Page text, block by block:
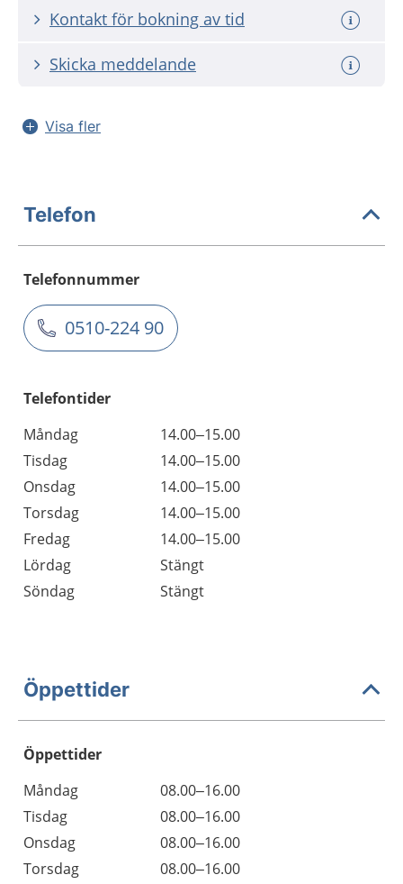
Kontakt för bokning av tid
Skicka meddelande
Visa fler
Telefon
Telefonnummer
0510-224 90
Telefontider
Måndag
14.00–15.00
Tisdag
14.00–15.00
Onsdag
14.00–15.00
Torsdag
14.00–15.00
Fredag
14.00–15.00
Lördag
Stängt
Söndag
Stängt
Öppettider
Öppettider
Dag
Öppettider
Kommentarer
Måndag
08.00–16.00
Tisdag
08.00–16.00
Onsdag
08.00–16.00
Torsdag
08.00–16.00